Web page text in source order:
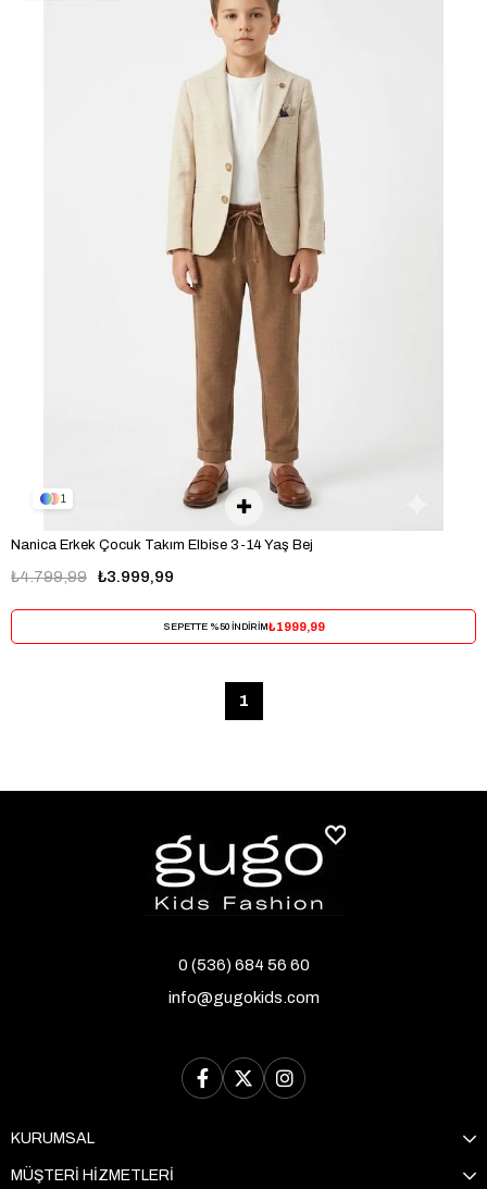
1
Nanica Erkek Çocuk Takım Elbise 3-14 Yaş Bej
₺3.999,99
₺4.799,99
SEPETTE %50 İNDİRİM₺1999,99
1
0 (536) 684 56 60
info@gugokids.com
KURUMSAL
MÜŞTERİ HİZMETLERİ